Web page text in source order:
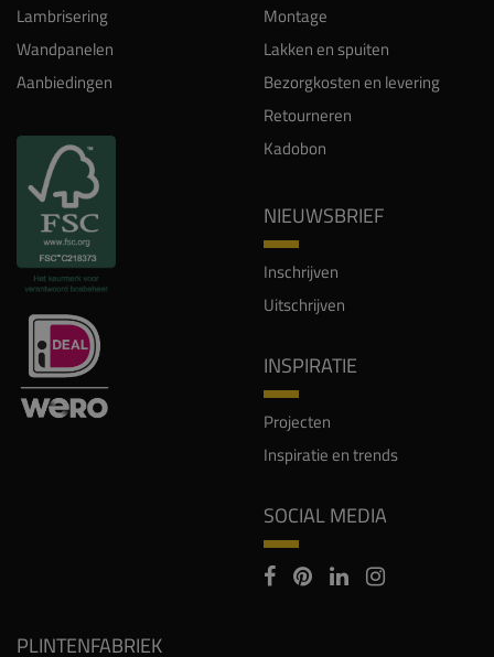
Lambrisering
Wandpanelen
Aanbiedingen
Montage
Lakken en spuiten
Bezorgkosten en levering
Retourneren
Kadobon
NIEUWSBRIEF
Inschrijven
Uitschrijven
INSPIRATIE
Projecten
Inspiratie en trends
SOCIAL MEDIA
PLINTENFABRIEK